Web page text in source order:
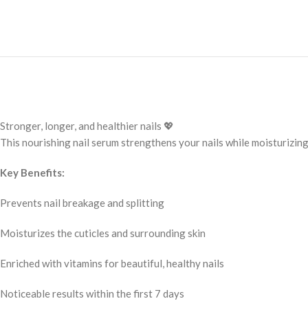
Stronger, longer, and healthier nails 💖
This nourishing nail serum strengthens your nails while
Key Benefits:
Prevents nail breakage and splitting
Moisturizes the cuticles and surrounding skin
Enriched with vitamins for beautiful, healthy nails
Noticeable results within the first 7 days